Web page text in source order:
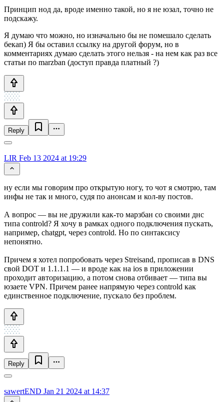
Принцип нод да, вроде именно такой, но я не юзал, точно не
подскажу.
Я думаю что можно, но изначально бы не помешало сделать
бекап) Я бы оставил ссылку на другой форум, но в
комментариях думаю сделать этого нельзя - на нем как раз все
статьи по marzban (доступ правда платный ?)
Reply
LIR Feb 13 2024 at 19:29
ну если мы говорим про открытую ногу, то чот я смотрю, там
инфы не так и много, судя по анонсам и кол-ву постов.
А вопрос — вы не дружили как-то марзбан со своими днс
типа controld? Я хочу в рамках одного подключения пускать,
например, chatgpt, через controld. Но по синтаксису
непонятно.
Причем я хотел попробовать через Streisand, прописав в DNS
свой DOT и 1.1.1.1 — и вроде как на ios в приложении
проходит авторизацию, а потом снова отбивает — типа вы
юзаете VPN. Причем ранее напрямую через controld как
единственное подключение, пускало без проблем.
Reply
sawertEND Jan 21 2024 at 14:37